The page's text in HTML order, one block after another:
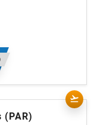
(PAR)